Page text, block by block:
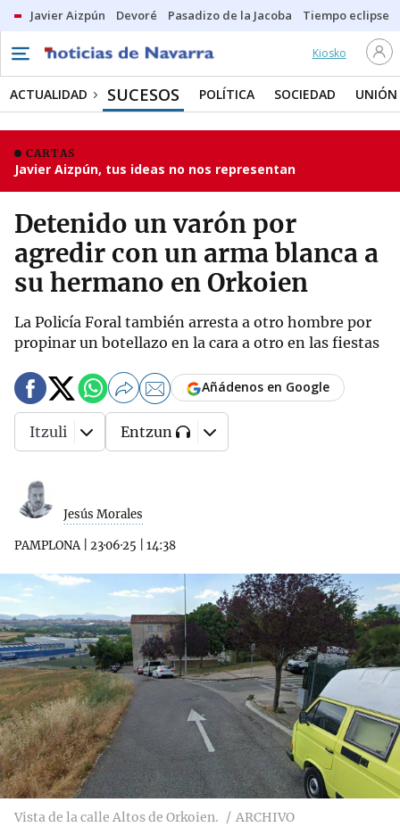
Javier Aizpún Devoré Pasadizo de la Jacoba Tiempo eclipse
Kiosko
ACTUALIDAD SUCESOS POLÍTICA SOCIEDAD UNIÓN
CARTAS
Javier Aizpún, tus ideas no nos representan
Detenido un varón por
agredir con un arma blanca a
su hermano en Orkoien
La Policía Foral también arresta a otro hombre por
propinar un botellazo en la cara a otro en las fiestas
Jesús Morales
PAMPLONA| 23·06·25 14:38
Añádenos en Google
Itzuli Entzun
Vista de la calle Altos de Orkoien. ARCHIVO